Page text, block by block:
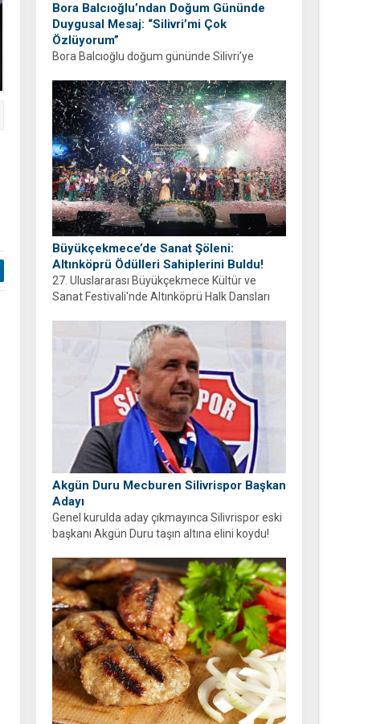
Bora Balcıoğlu’ndan Doğum Gününde
Duygusal Mesaj: “Silivri’mi Çok
Özlüyorum”
Bora Balcıoğlu doğum gününde Silivri’ye
ayrıyım” diyen Balcıoğlu, bir sonraki doğum
gününü ailesi ve hemşehrileriyle birlikte
geçirmeyi diledi.
Büyükçekmece’de Sanat Şöleni:
Altınköprü Ödülleri Sahiplerini Buldu!
27. Uluslararası Büyükçekmece Kültür ve
Sanat Festivali'nde Altınköprü Halk Dansları
Akgün Duru Mecburen Silivrispor Başkan
Adayı
Genel kurulda aday çıkmayınca Silivrispor eski
başkanı Akgün Duru taşın altına elini koydu!
açıkladı.